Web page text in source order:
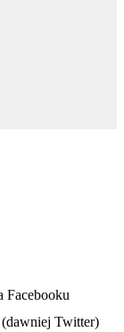
Facebooku
Twitter)